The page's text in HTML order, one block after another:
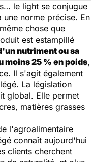
le light se conjugue
une norme précise. En
chose que
est estampillé
nutriment ou sa
25 % en poids,
Il s'agit également
La législation
global. Elle permet
matières grasses
l'agroalimentaire
connaît aujourd'hui
clients cherchent